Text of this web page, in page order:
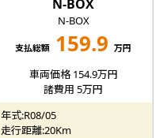
N-BOX
N-BOX
支払総額 159.9 万円
車両価格 154.9万円
諸費用 5万円
年式:R08/05
走行距離:20Km